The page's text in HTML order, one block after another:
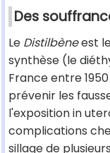
Des
Le Distilbèneest
synthèse (le
France entre
prévenir les
l'exposition in
complications
sillage de